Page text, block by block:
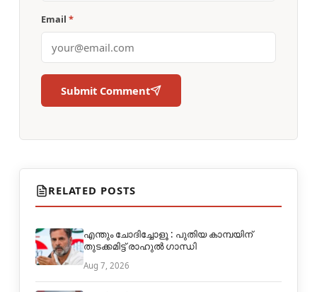
Email *
Submit Comment
RELATED POSTS
എന്തും ചോദിച്ചോളൂ : പുതിയ കാമ്പയിന്
തുടക്കമിട്ട് രാഹുല്‍ ഗാന്ധി
Aug 7, 2026